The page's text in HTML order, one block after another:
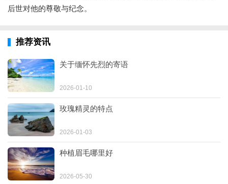
后世对他的尊敬与纪念。
推荐资讯
关于缅怀先烈的寄语
2026-01-10
玫瑰精灵的特点
2026-01-03
种植眉毛哪里好
2026-05-30